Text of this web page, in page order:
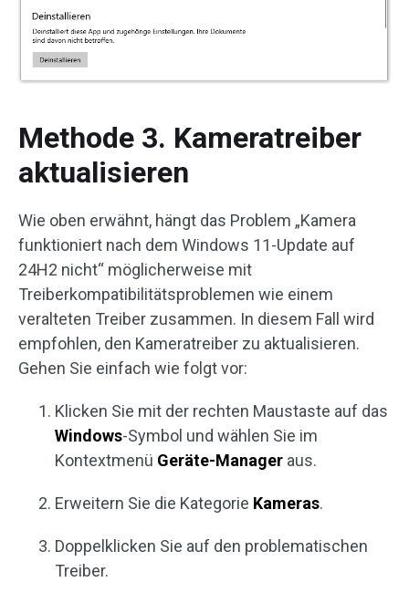
Methode 3. Kameratreiber
aktualisieren
Wie oben erwähnt, hängt das Problem „Kamera
funktioniert nach dem Windows 11-Update auf
24H2 nicht“ möglicherweise mit
Treiberkompatibilitätsproblemen wie einem
veralteten Treiber zusammen. In diesem Fall wird
empfohlen, den Kameratreiber zu aktualisieren.
Gehen Sie einfach wie folgt vor:
Klicken Sie mit der rechten Maustaste auf das
Windows-Symbol und wählen Sie im
Kontextmenü Geräte-Manager aus.
Erweitern Sie die Kategorie Kameras.
Doppelklicken Sie auf den problematischen
Treiber.